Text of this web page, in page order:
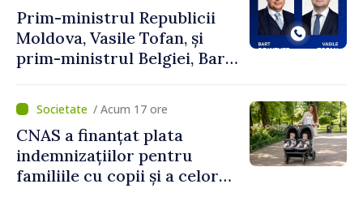
Prim-ministrul Republicii
Moldova, Vasile Tofan, și
prim-ministrul Belgiei, Bart
despre parcursul european
al Republicii Moldova.
/ Acum 17 ore
CNAS a finanțat plata
indemnizațiilor pentru
familiile cu copii și a celor